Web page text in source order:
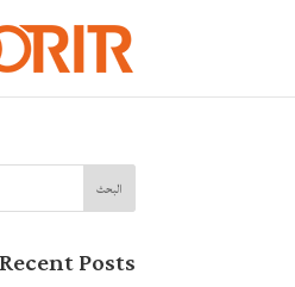
البحث
Recent Posts